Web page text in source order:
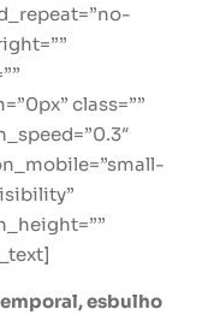
class=””
esbulho